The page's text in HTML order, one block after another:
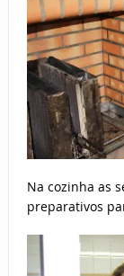
Na cozinha as
preparativos